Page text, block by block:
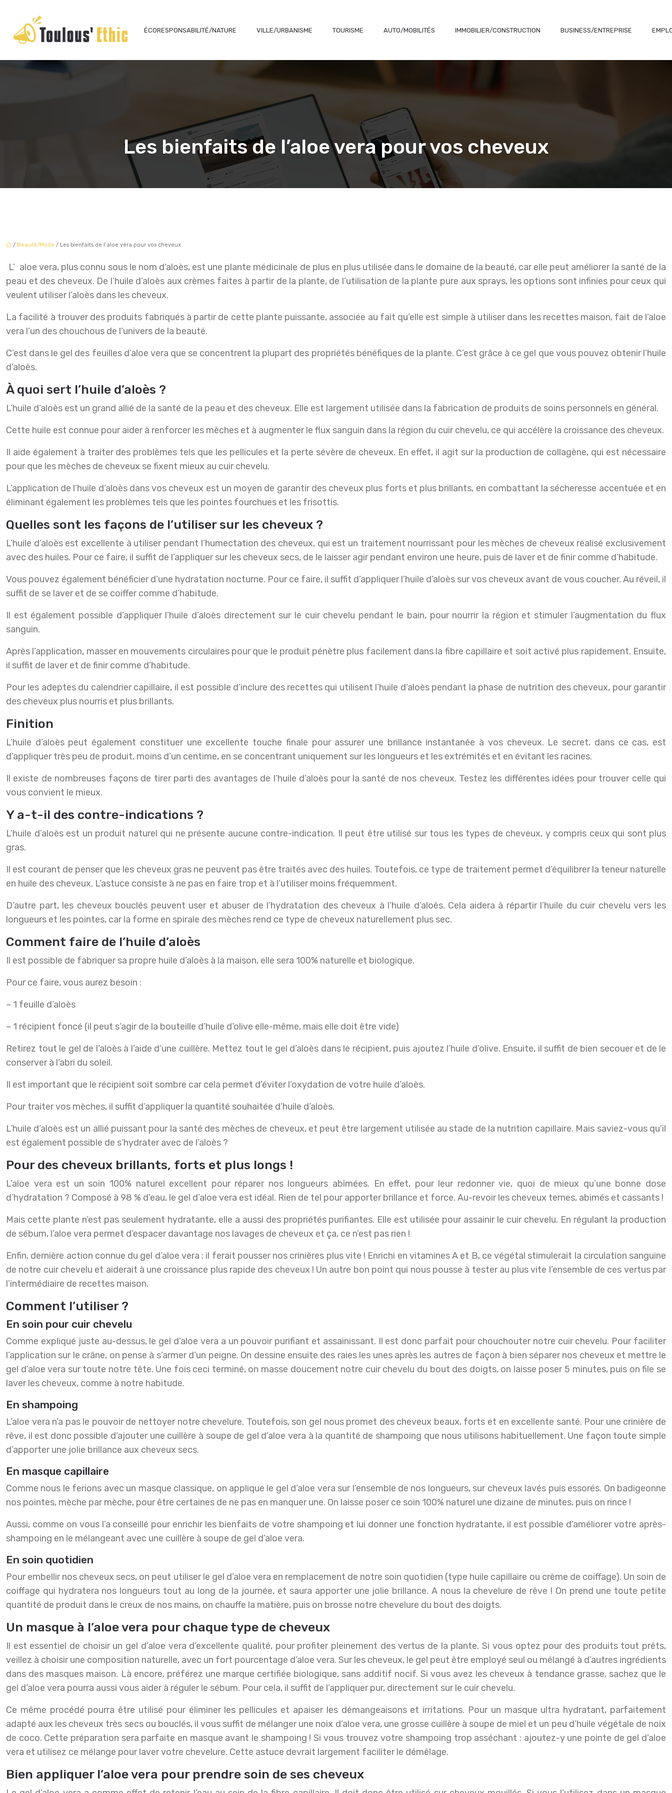
ÉCORESPONSABILITÉ/NATURE VILLE/URBANISME TOURISME AUTO/MOBILITÉS IMMOBILIER/CONSTRUCTION BUSINESS/ENTREPRISE
Les bienfaits de l’aloe vera pour vos cheveux
/ Beauté/Mode / Les bienfaits de l’aloe vera pour vos cheveux
L’aloe vera, plus connu sous le nom d’aloès, est une plante médicinale de plus en plus utilisée dans le domaine de la beauté, car elle peut améliorer la santé de la
peau et des cheveux. De l’huile d’aloès aux crèmes faites à partir de la plante, de l’utilisation de la plante pure aux sprays, les options sont infinies pour ceux qui
veulent utiliser l’aloès dans les cheveux.
La facilité à trouver des produits fabriqués à partir de cette plante puissante, associée au fait qu’elle est simple à utiliser dans les recettes maison, fait de l’aloe
vera l’un des chouchous de l’univers de la beauté.
C’est dans le gel des feuilles d’aloe vera que se concentrent la plupart des propriétés bénéfiques de la plante. C’est grâce à ce gel que vous pouvez obtenir l’huile
d’aloès.
À quoi sert l’huile d’aloès ?
L’huile d’aloès est un grand allié de la santé de la peau et des cheveux. Elle est largement utilisée dans la fabrication de produits de soins personnels en général.
Cette huile est connue pour aider à renforcer les mèches et à augmenter le flux sanguin dans la région du cuir chevelu, ce qui accélère la croissance des cheveux.
Il aide également à traiter des problèmes tels que les pellicules et la perte sévère de cheveux. En effet, il agit sur la production de collagène, qui est nécessaire
pour que les mèches de cheveux se fixent mieux au cuir chevelu.
L’application de l’huile d’aloès dans vos cheveux est un moyen de garantir des cheveux plus forts et plus brillants, en combattant la sécheresse accentuée et en
éliminant également les problèmes tels que les pointes fourchues et les frisottis.
Quelles sont les façons de l’utiliser sur les cheveux ?
L’huile d’aloès est excellente à utiliser pendant l’humectation des cheveux, qui est un traitement nourrissant pour les mèches de cheveux réalisé exclusivement
avec des huiles. Pour ce faire, il suffit de l’appliquer sur les cheveux secs, de le laisser agir pendant environ une heure, puis de laver et de finir comme d’habitude.
Vous pouvez également bénéficier d’une hydratation nocturne. Pour ce faire, il suffit d’appliquer l’huile d’aloès sur vos cheveux avant de vous coucher. Au réveil, il
suffit de se laver et de se coiffer comme d’habitude.
Il est également possible d’appliquer l’huile d’aloès directement sur le cuir chevelu pendant le bain, pour nourrir la région et stimuler l’augmentation du flux
sanguin.
Après l’application, masser en mouvements circulaires pour que le produit pénètre plus facilement dans la fibre capillaire et soit activé plus rapidement. Ensuite,
il suffit de laver et de finir comme d’habitude.
Pour les adeptes du calendrier capillaire, il est possible d’inclure des recettes qui utilisent l’huile d’aloès pendant la phase de nutrition des cheveux, pour garantir
des cheveux plus nourris et plus brillants.
Finition
L’huile d’aloès peut également constituer une excellente touche finale pour assurer une brillance instantanée à vos cheveux. Le secret, dans ce cas, est
d’appliquer très peu de produit, moins d’un centime, en se concentrant uniquement sur les longueurs et les extrémités et en évitant les racines.
Il existe de nombreuses façons de tirer parti des avantages de l’huile d’aloès pour la santé de nos cheveux. Testez les différentes idées pour trouver celle qui
vous convient le mieux.
Y a-t-il des contre-indications ?
L’huile d’aloès est un produit naturel qui ne présente aucune contre-indication. Il peut être utilisé sur tous les types de cheveux, y compris ceux qui sont plus
gras.
Il est courant de penser que les cheveux gras ne peuvent pas être traités avec des huiles. Toutefois, ce type de traitement permet d’équilibrer la teneur naturelle
en huile des cheveux. L’astuce consiste à ne pas en faire trop et à l’utiliser moins fréquemment.
D’autre part, les cheveux bouclés peuvent user et abuser de l’hydratation des cheveux à l’huile d’aloès. Cela aidera à répartir l’huile du cuir chevelu vers les
longueurs et les pointes, car la forme en spirale des mèches rend ce type de cheveux naturellement plus sec.
Comment faire de l’huile d’aloès
Il est possible de fabriquer sa propre huile d’aloès à la maison, elle sera 100% naturelle et biologique.
Pour ce faire, vous aurez besoin :
– 1 feuille d’aloès
– 1 récipient foncé (il peut s’agir de la bouteille d’huile d’olive elle-même, mais elle doit être vide)
Retirez tout le gel de l’aloès à l’aide d’une cuillère. Mettez tout le gel d’aloès dans le récipient, puis ajoutez l’huile d’olive. Ensuite, il suffit de bien secouer et de le
conserver à l’abri du soleil.
Il est important que le récipient soit sombre car cela permet d’éviter l’oxydation de votre huile d’aloès.
Pour traiter vos mèches, il suffit d’appliquer la quantité souhaitée d’huile d’aloès.
L’huile d’aloès est un allié puissant pour la santé des mèches de cheveux, et peut être largement utilisée au stade de la nutrition capillaire. Mais saviez-vous qu’il
est également possible de s’hydrater avec de l’aloès ?
Pour des cheveux brillants, forts et plus longs !
L’aloe vera est un soin 100% naturel excellent pour réparer nos longueurs abîmées. En effet, pour leur redonner vie, quoi de mieux qu’une bonne dose
d’hydratation ? Composé à 98 % d’eau, le gel d’aloe vera est idéal. Rien de tel pour apporter brillance et force. Au-revoir les cheveux ternes, abimés et cassants !
Mais cette plante n’est pas seulement hydratante, elle a aussi des propriétés purifiantes. Elle est utilisée pour assainir le cuir chevelu. En régulant la production
de sébum, l’aloe vera permet d’espacer davantage nos lavages de cheveux et ça, ce n’est pas rien !
Enfin, dernière action connue du gel d’aloe vera : il ferait pousser nos crinières plus vite ! Enrichi en vitamines A et B, ce végétal stimulerait la circulation sanguine
de notre cuir chevelu et aiderait à une croissance plus rapide des cheveux ! Un autre bon point qui nous pousse à tester au plus vite l’ensemble de ces vertus par
l’intermédiaire de recettes maison.
Comment l’utiliser ?
En soin pour cuir chevelu
Comme expliqué juste au-dessus, le gel d’aloe vera a un pouvoir purifiant et assainissant. Il est donc parfait pour chouchouter notre cuir chevelu. Pour faciliter
l’application sur le crâne, on pense à s’armer d’un peigne. On dessine ensuite des raies les unes après les autres de façon à bien séparer nos cheveux et mettre le
gel d’aloe vera sur toute notre tête. Une fois ceci terminé, on masse doucement notre cuir chevelu du bout des doigts, on laisse poser 5 minutes, puis on file se
laver les cheveux, comme à notre habitude.
En shampoing
L’aloe vera n’a pas le pouvoir de nettoyer notre chevelure. Toutefois, son gel nous promet des cheveux beaux, forts et en excellente santé. Pour une crinière de
rêve, il est donc possible d’ajouter une cuillère à soupe de gel d’aloe vera à la quantité de shampoing que nous utilisons habituellement. Une façon toute simple
d’apporter une jolie brillance aux cheveux secs.
En masque capillaire
Comme nous le ferions avec un masque classique, on applique le gel d’aloe vera sur l’ensemble de nos longueurs, sur cheveux lavés puis essorés. On badigeonne
nos pointes, mèche par mèche, pour être certaines de ne pas en manquer une. On laisse poser ce soin 100% naturel une dizaine de minutes, puis on rince !
Aussi, comme on vous l’a conseillé pour enrichir les bienfaits de votre shampoing et lui donner une fonction hydratante, il est possible d’améliorer votre après-
shampoing en le mélangeant avec une cuillère à soupe de gel d’aloe vera.
En soin quotidien
Pour embellir nos cheveux secs, on peut utiliser le gel d’aloe vera en remplacement de notre soin quotidien (type huile capillaire ou crème de coiffage). Un soin de
coiffage qui hydratera nos longueurs tout au long de la journée, et saura apporter une jolie brillance. A nous la chevelure de rêve ! On prend une toute petite
quantité de produit dans le creux de nos mains, on chauffe la matière, puis on brosse notre chevelure du bout des doigts.
Un masque à l’aloe vera pour chaque type de cheveux
Il est essentiel de choisir un gel d’aloe vera d’excellente qualité, pour profiter pleinement des vertus de la plante. Si vous optez pour des produits tout prêts,
veillez à choisir une composition naturelle, avec un fort pourcentage d’aloe vera. Sur les cheveux, le gel peut être employé seul ou mélangé à d’autres ingrédients
dans des masques maison. Là encore, préférez une marque certifiée biologique, sans additif nocif. Si vous avez les cheveux à tendance grasse, sachez que le
gel d’aloe vera pourra aussi vous aider à réguler le sébum. Pour cela, il suffit de l’appliquer pur, directement sur le cuir chevelu.
Ce même procédé pourra être utilisé pour éliminer les pellicules et apaiser les démangeaisons et irritations. Pour un masque ultra hydratant, parfaitement
adapté aux les cheveux très secs ou bouclés, il vous suffit de mélanger une noix d’aloe vera, une grosse cuillère à soupe de miel et un peu d’huile végétale de noix
de coco. Cette préparation sera parfaite en masque avant le shampoing ! Si vous trouvez votre shampoing trop asséchant : ajoutez-y une pointe de gel d’aloe
vera et utilisez ce mélange pour laver votre chevelure. Cette astuce devrait largement faciliter le démêlage.
Bien appliquer l’aloe vera pour prendre soin de ses cheveux